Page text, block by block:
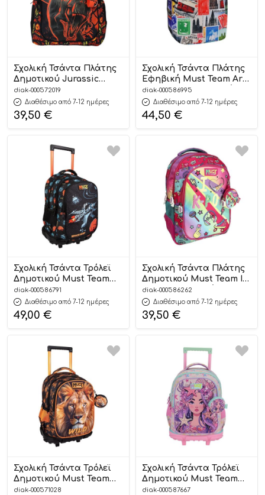
Σχολική Τσάντα Πλάτης
Δημοτικού Jurassic
World Run Must Team 3
Θήκες (32x18x43cm)
5205698818912
diak-000572019
Διαθέσιμο από 7-12 ημέρες
39,50 €
Σχολική Τσάντα Πλάτης
Εφηβική Must Team Art
Postage Stamps 1 Θήκη
(29x18x44cm)
5205698771309
diak-000586995
Διαθέσιμο από 7-12 ημέρες
44,50 €
Σχολική Τσάντα Τρόλεϊ
Δημοτικού Must Team
Xpression Spaceship 3
Θήκες (34x20x45cm)
5205698758744
diak-000586791
Διαθέσιμο από 7-12 ημέρες
49,00 €
Σχολική Τσάντα Πλάτης
Δημοτικού Must Team I
Love K-Pop 3 Θήκες
(32x18x43cm)
5205698731594
diak-000586262
Διαθέσιμο από 7-12 ημέρες
39,50 €
Σχολική Τσάντα Τρόλεϊ
Δημοτικού Must Team
Wild African Lion 3
diak-000571028
Σχολική Τσάντα Τρόλεϊ
Δημοτικού Must Team
Girl And The Starfish 3
diak-000587667